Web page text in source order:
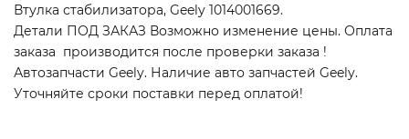
Втулка стабилизатора, Geely 1014001669.
Детали ПОД ЗАКАЗ Возможно изменение цены. Оплата
заказа производится после проверки заказа !
Автозапчасти Geely. Наличие авто запчастей Geely.
Уточняйте сроки поставки перед оплатой!